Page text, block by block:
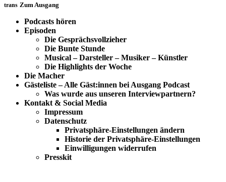
trans Zum Ausgang
Podcasts hören
Episoden
Die Gesprächsvollzieher
Die Bunte Stunde
Musical – Darsteller – Musiker – Künstler
Die Highlights der Woche
Die Macher
Gästeliste – Alle Gäst:innen bei Ausgang Podcast
Was wurde aus unseren Interviewpartnern?
Kontakt & Social Media
Impressum
Datenschutz
Privatsphäre-Einstellungen ändern
Historie der Privatsphäre-Einstellungen
Einwilligungen widerrufen
Presskit